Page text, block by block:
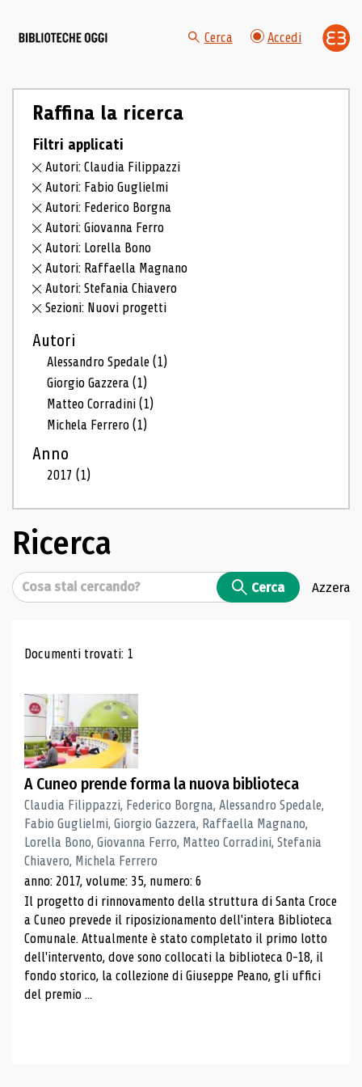
Cerca Accedi
Raffina la ricerca
Filtri applicati
Autori: Claudia Filippazzi
Autori: Fabio Guglielmi
Autori: Federico Borgna
Autori: Giovanna Ferro
Autori: Lorella Bono
Autori: Raffaella Magnano
Autori: Stefania Chiavero
Sezioni: Nuovi progetti
Autori
Alessandro Spedale(1)
Giorgio Gazzera(1)
Matteo Corradini(1)
Michela Ferrero(1)
Anno
2017(1)
Ricerca
Cerca Cerca Azzera
Risultati di ricerca
Documenti trovati: 1
A Cuneo prende forma la nuova biblioteca
Claudia Filippazzi, Federico Borgna, Alessandro Spedale,
Fabio Guglielmi, Giorgio Gazzera, Raffaella Magnano,
Lorella Bono, Giovanna Ferro, Matteo Corradini, Stefania
Chiavero, Michela Ferrero
anno: 2017, volume: 35, numero: 6
Il progetto di rinnovamento della struttura di Santa Croce
a Cuneo prevede il riposizionamento dell'intera Biblioteca
Comunale. Attualmente è stato completato il primo lotto
dell'intervento, dove sono collocati la biblioteca 0-18, il
fondo storico, la collezione di Giuseppe Peano, gli uffici
del premio ...